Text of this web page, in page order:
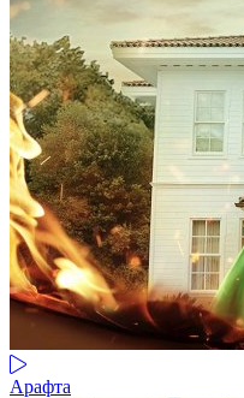
Арафта